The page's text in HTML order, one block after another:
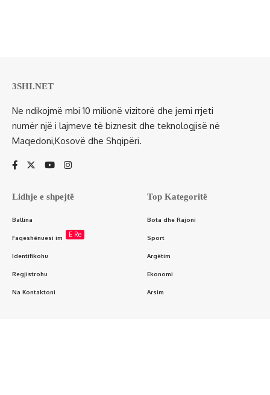
3SHI.NET
Ne ndikojmë mbi 10 milionë vizitorë dhe jemi rrjeti
numër një i lajmeve të biznesit dhe teknologjisë në
Maqedoni,Kosovë dhe Shqipëri.
Lidhje e shpejtë
Ballina
Faqeshënuesi im E Re
Identifikohu
Regjistrohu
Na Kontaktoni
Top Kategoritë
Bota dhe Rajoni
Sport
Argëtim
Ekonomi
Arsim